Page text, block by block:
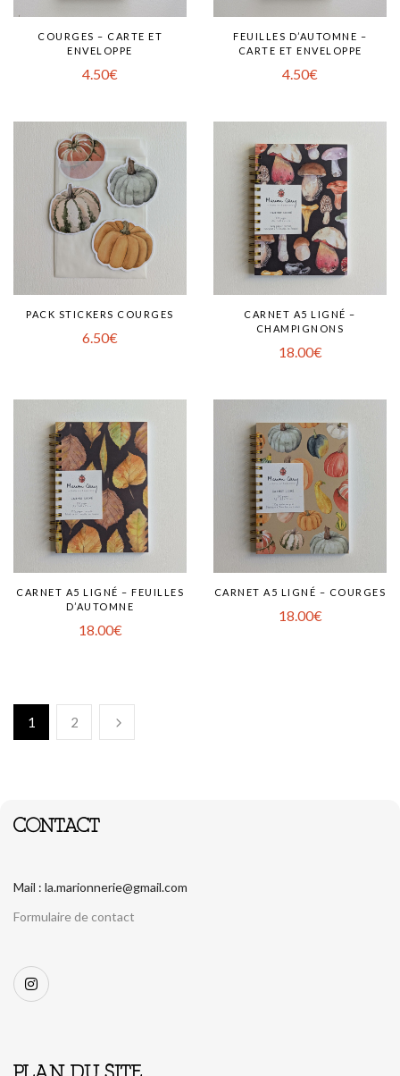
COURGES – CARTE ET
ENVELOPPE
4.50€
FEUILLES D’AUTOMNE –
CARTE ET ENVELOPPE
4.50€
PACK STICKERS COURGES
6.50€
CARNET A5 LIGNÉ –
CHAMPIGNONS
18.00€
CARNET A5 LIGNÉ – FEUILLES
D’AUTOMNE
18.00€
CARNET A5 LIGNÉ – COURGES
18.00€
1 2
CONTACT
Mail : la.marionnerie@gmail.com
Formulaire de contact